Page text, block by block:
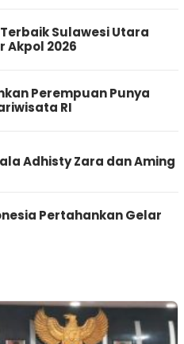
Sulawesi Utara
Akpol 2026
Perempuan Punya
RI
Adhisty Zara dan Aming
Pertahankan Gelar